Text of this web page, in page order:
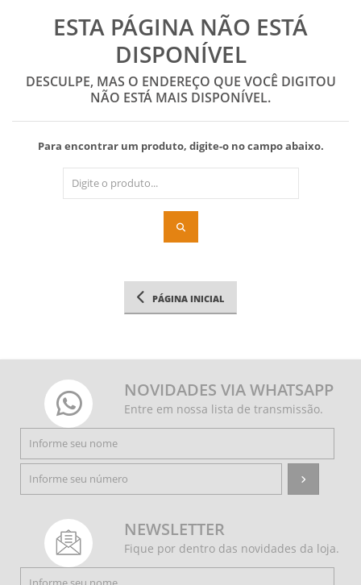
ESTA PÁGINA NÃO ESTÁ
DISPONÍVEL
DESCULPE, MAS O ENDEREÇO QUE VOCÊ DIGITOU
NÃO ESTÁ MAIS DISPONÍVEL.
Para encontrar um produto, digite-o no campo abaixo.
PÁGINA INICIAL
NOVIDADES VIA WHATSAPP
Entre em nossa lista de transmissão.
NEWSLETTER
Fique por dentro das novidades da loja.